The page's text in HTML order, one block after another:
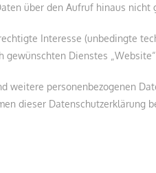
über den Aufruf hinaus nicht
Interesse (unbedingte
Dienstes
weitere personenbezogenen
dieser Datenschutzerklärung